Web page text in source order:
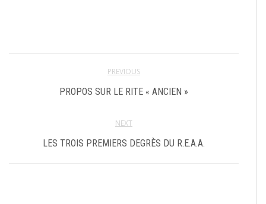
PREVIOUS
PROPOS SUR LE RITE « ANCIEN »
NEXT
LES TROIS PREMIERS DEGRÈS DU R.E.A.A.